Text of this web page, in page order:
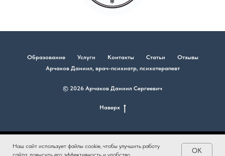
Образование Услуги Контакты Статьи
Отзывы
Арчаков Даниил, врач-психиатр, психотерапевт
© 2026 Арчаков Даниил Сергеевич
Наверх
Наш сайт использует файлы cookie, чтобы улучшить работу
сайта, повысить его эффективность и удобство
OK
Made on Tilda